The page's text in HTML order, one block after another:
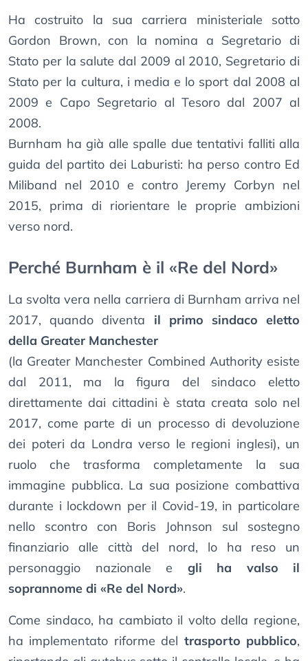
Ha costruito la sua carriera ministeriale sotto
Gordon Brown, con la nomina a Segretario di
Stato per la salute dal 2009 al 2010, Segretario di
Stato per la cultura, i media e lo sport dal 2008 al
2009 e Capo Segretario al Tesoro dal 2007 al
2008.
Burnham ha già alle spalle due tentativi falliti alla
guida del partito dei Laburisti: ha perso contro Ed
Miliband nel 2010 e contro Jeremy Corbyn nel
2015, prima di riorientare le proprie ambizioni
verso nord.
Perché Burnham è il «Re del Nord»
La svolta vera nella carriera di Burnham arriva nel
2017, quando diventa il primo sindaco eletto
della Greater Manchester
(la Greater Manchester Combined Authority esiste
dal 2011, ma la figura del sindaco eletto
direttamente dai cittadini è stata creata solo nel
2017, come parte di un processo di devoluzione
dei poteri da Londra verso le regioni inglesi), un
ruolo che trasforma completamente la sua
immagine pubblica. La sua posizione combattiva
durante i lockdown per il Covid-19, in particolare
nello scontro con Boris Johnson sul sostegno
finanziario alle città del nord, lo ha reso un
personaggio nazionale e gli ha valso il
soprannome di «Re del Nord».
Come sindaco, ha cambiato il volto della regione,
ha implementato riforme del trasporto pubblico,